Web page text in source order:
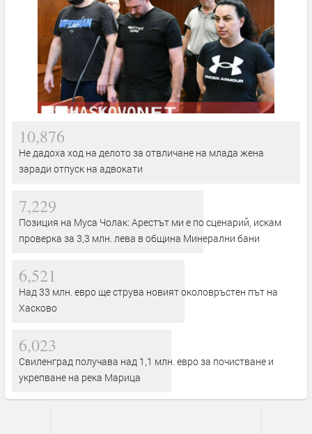
10,876
Не дадоха ход на делото за отвличане на млада жена
заради отпуск на адвокати
7,229
Позиция на Муса Чолак: Арестът ми е по сценарий, искам
проверка за 3,3 млн. лева в община Минерални бани
6,521
Над 33 млн. евро ще струва новият околовръстен път на
Хасково
6,023
Свиленград получава над 1,1 млн. евро за почистване и
укрепване на река Марица